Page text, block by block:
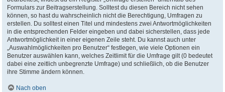
Formulars zur Beitragserstellung. Solltest du diesen Bereich nicht sehen
können, so hast du wahrscheinlich nicht die Berechtigung, Umfragen zu
erstellen. Du solltest einen Titel und mindestens zwei Antwortmöglichkeiten
in die entsprechenden Felder eingeben und dabei sicherstellen, dass jede
Antwortmöglichkeit in einer eigenen Zeile steht. Du kannst auch unter
„Auswahlmöglichkeiten pro Benutzer“ festlegen, wie viele Optionen ein
Benutzer auswählen kann, welches Zeitlimit für die Umfrage gilt (0 bedeutet
dabei eine zeitlich unbegrenzte Umfrage) und schließlich, ob die Benutzer
ihre Stimme ändern können.
Nach oben